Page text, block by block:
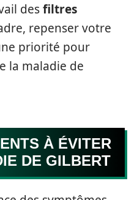
desfiltres
repenser votre
priorité pour
la maladie de
À ÉVITER
DE GILBERT